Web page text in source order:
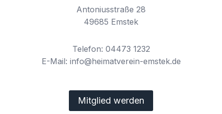
Antoniusstraße 28
49685 Emstek
Telefon: 04473 1232
E-Mail: info@heimatverein-emstek.de
Mitglied werden